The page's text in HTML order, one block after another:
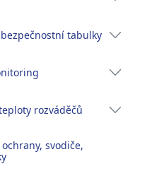
tabulky
rozváděčů
svodiče,